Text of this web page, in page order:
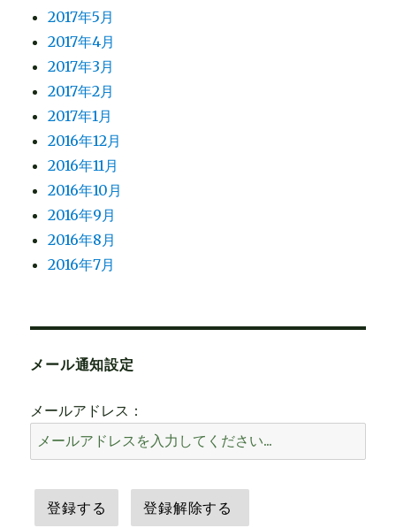
2017年5月
2017年4月
2017年3月
2017年2月
2017年1月
2016年12月
2016年11月
2016年10月
2016年9月
2016年8月
2016年7月
メール通知設定
メールアドレス：